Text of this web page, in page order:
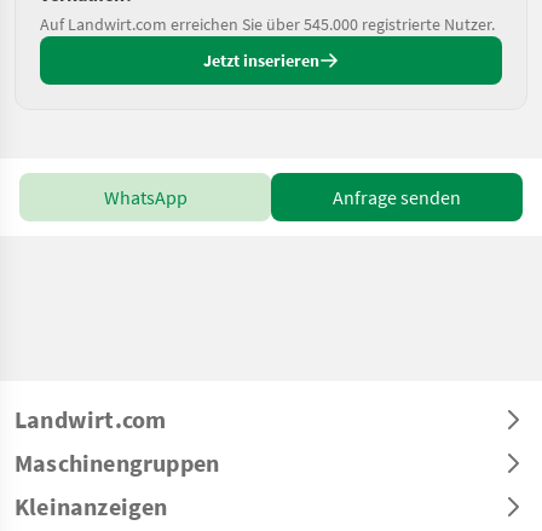
Auf Landwirt.com erreichen Sie über 545.000 registrierte Nutzer.
Jetzt inserieren
WhatsApp Anfrage senden
Landwirt.com
Maschinengruppen
Kleinanzeigen